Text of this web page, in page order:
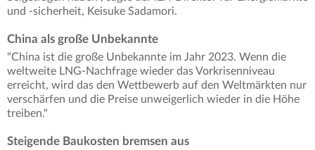
und -sicherheit, Keisuke Sadamori.
China als große Unbekannte
"China ist die große Unbekannte im Jahr 2023. Wenn die
weltweite LNG-Nachfrage wieder das Vorkrisenniveau
erreicht, wird das den Wettbewerb auf den Weltmärkten nur
verschärfen und die Preise unweigerlich wieder in die Höhe
treiben."
Steigende Baukosten bremsen aus